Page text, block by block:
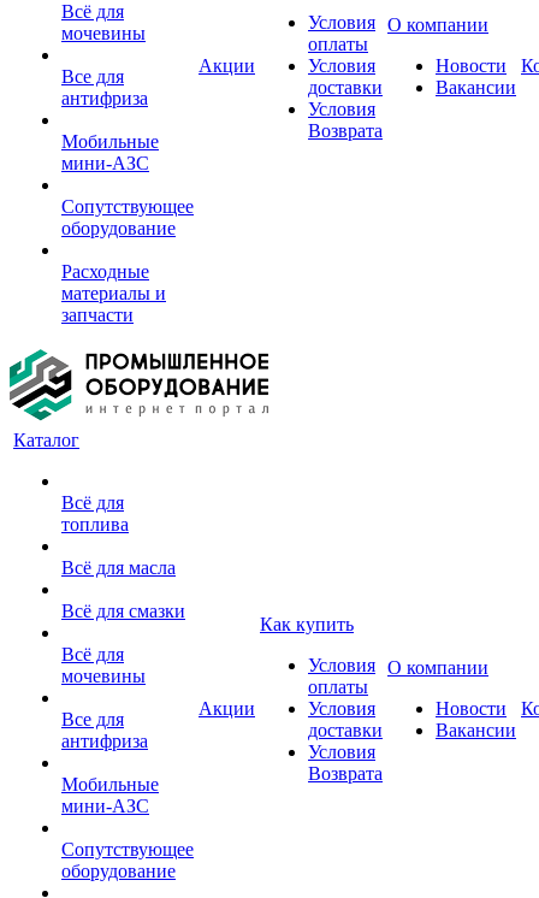
Всё для
мочевины
Все для
антифриза
Мобильные
мини-АЗС
Сопутствующее
оборудование
Расходные
материалы и
запчасти
Акции
Условия
оплаты
Условия
доставки
Условия
Возврата
О компании
Новости
Вакансии
Каталог
Всё для
топлива
Всё для масла
Всё для смазки
Всё для
мочевины
Все для
антифриза
Мобильные
мини-АЗС
Сопутствующее
оборудование
Акции
Как купить
Условия
оплаты
Условия
доставки
Условия
Возврата
О компании
Новости
Вакансии